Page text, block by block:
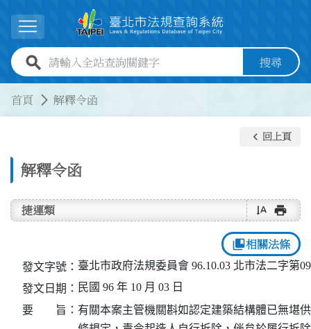
展開選單
全站查詢關鍵字欄位 搜尋
首頁 解釋令函
解釋令函
keyboard_arrow_left 回上頁
捷運類 text_rotate_vertical print
collections_bookmark相關法條
發文字號： 臺北市政府法規委員會 96.10.03 北市法二字第
發文日期： 民國 96 年 10 月 03 日
要 旨： 有關本案主管機關斟如認定建築結構體已無堪